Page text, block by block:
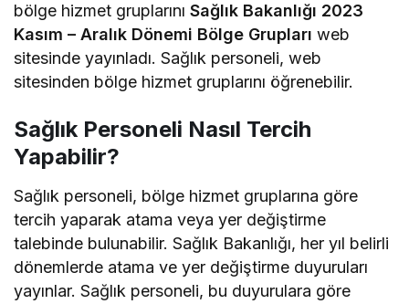
bölge hizmet gruplarınıSağlık Bakanlığı 2023
Kasım – Aralık Dönemi Bölge Grupları web
sitesinde yayınladı. Sağlık personeli, web
sitesinden bölge hizmet gruplarını öğrenebilir.
Sağlık Personeli Nasıl Tercih
Yapabilir?
Sağlık personeli, bölge hizmet gruplarına göre
tercih yaparak atama veya yer değiştirme
talebinde bulunabilir. Sağlık Bakanlığı, her yıl belirli
dönemlerde atama ve yer değiştirme duyuruları
yayınlar. Sağlık personeli, bu duyurulara göre